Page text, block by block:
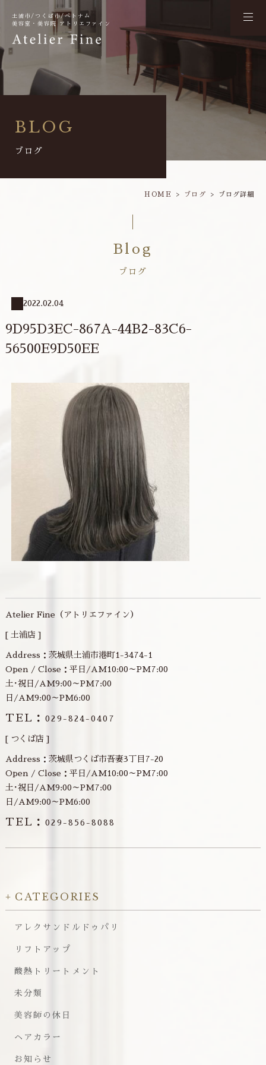
土浦市/つくば市/ベトナム
美容室・美容院 アトリエファイン
BLOG
ブログ
HOME ブログ ブログ詳細
Blog
ブログ
2022.02.04
9D95D3EC-867A-44B2-83C6-
56500E9D50EE
Atelier Fine（アトリエファイン）
[ 土浦店 ]
Address：茨城県土浦市港町1-3474-1
Open / Close：平日/AM10:00～PM7:00
土･祝日/AM9:00～PM7:00
日/AM9:00～PM6:00
TEL：029-824-0407
[ つくば店 ]
Address：茨城県つくば市吾妻3丁目7-20
Open / Close：平日/AM10:00～PM7:00
土･祝日/AM9:00～PM7:00
日/AM9:00～PM6:00
TEL：029-856-8088
CATEGORIES
アレクサンドルドゥパリ
リフトアップ
酸熱トリートメント
未分類
美容師の休日
ヘアカラー
お知らせ